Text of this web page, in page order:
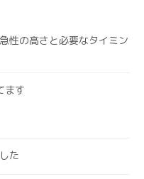
性の高さと必要なタイミン
ます
た